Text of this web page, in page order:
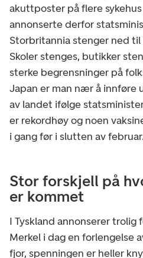
akuttposter på flere
annonserte derfor
Storbritannia stenger ned
Skoler stenges, butikker
sterke begrensninger på
Japan er man nær å innføre
av landet ifølge
er rekordhøy og noen
i gang før i slutten av februar.
Stor forskjell på
er kommet
I Tyskland annonserer trolig
Merkel i dag en forlengelse
fjor, spenningen er heller